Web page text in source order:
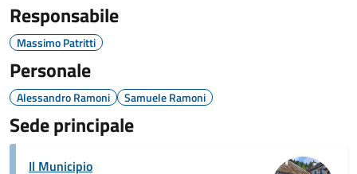
Responsabile
Massimo Patritti
Personale
Alessandro Ramoni Samuele Ramoni
Sede principale
Il Municipio